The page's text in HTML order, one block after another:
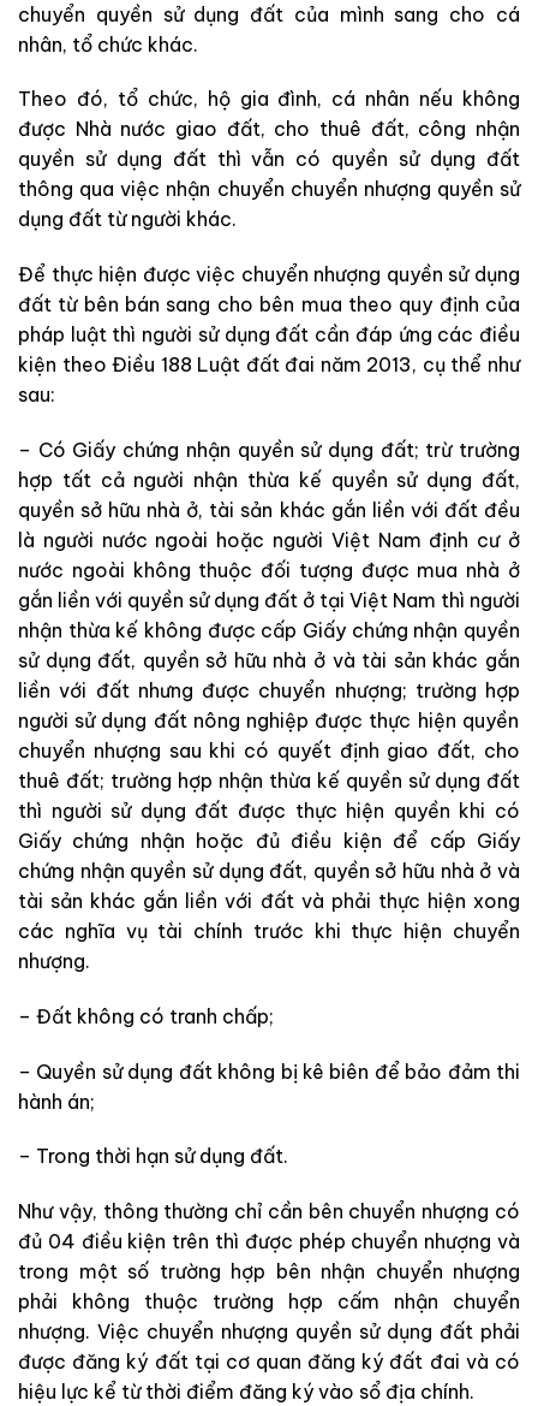
chuyển quyền sử dụng đất của mình sang cho cá
nhân, tổ chức khác.
Theo đó, tổ chức, hộ gia đình, cá nhân nếu không
được Nhà nước giao đất, cho thuê đất, công nhận
quyền sử dụng đất thì vẫn có quyền sử dụng đất
thông qua việc nhận chuyển chuyển nhượng quyền sử
dụng đất từ người khác.
Để thực hiện được việc chuyển nhượng quyền sử dụng
đất từ bên bán sang cho bên mua theo quy định của
pháp luật thì người sử dụng đất cần đáp ứng các điều
kiện theo Điều 188 Luật đất đai năm 2013, cụ thể như
sau:
– Có Giấy chứng nhận quyền sử dụng đất; trừ trường
hợp tất cả người nhận thừa kế quyền sử dụng đất,
quyền sở hữu nhà ở, tài sản khác gắn liền với đất đều
là người nước ngoài hoặc người Việt Nam định cư ở
nước ngoài không thuộc đối tượng được mua nhà ở
gắn liền với quyền sử dụng đất ở tại Việt Nam thì người
nhận thừa kế không được cấp Giấy chứng nhận quyền
sử dụng đất, quyền sở hữu nhà ở và tài sản khác gắn
liền với đất nhưng được chuyển nhượng; trường hợp
người sử dụng đất nông nghiệp được thực hiện quyền
chuyển nhượng sau khi có quyết định giao đất, cho
thuê đất; trường hợp nhận thừa kế quyền sử dụng đất
thì người sử dụng đất được thực hiện quyền khi có
Giấy chứng nhận hoặc đủ điều kiện để cấp Giấy
chứng nhận quyền sử dụng đất, quyền sở hữu nhà ở và
tài sản khác gắn liền với đất và phải thực hiện xong
các nghĩa vụ tài chính trước khi thực hiện chuyển
nhượng.
– Đất không có tranh chấp;
– Quyền sử dụng đất không bị kê biên để bảo đảm thi
hành án;
– Trong thời hạn sử dụng đất.
Như vậy, thông thường chỉ cần bên chuyển nhượng có
đủ 04 điều kiện trên thì được phép chuyển nhượng và
trong một số trường hợp bên nhận chuyển nhượng
phải không thuộc trường hợp cấm nhận chuyển
nhượng. Việc chuyển nhượng quyền sử dụng đất phải
được đăng ký đất tại cơ quan đăng ký đất đai và có
hiệu lực kể từ thời điểm đăng ký vào sổ địa chính.